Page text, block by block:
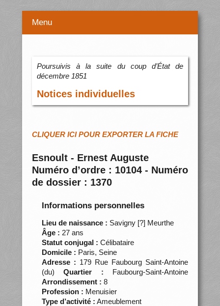
Menu
Poursuivis à la suite du coup d’État de
décembre 1851
Notices individuelles
CLIQUER ICI POUR EXPORTER LA FICHE
Esnoult - Ernest Auguste
Numéro d’ordre : 10104 - Numéro
de dossier : 1370
Informations personnelles
Lieu de naissance : Savigny [?] Meurthe
Âge : 27 ans
Statut conjugal : Célibataire
Domicile : Paris, Seine
Adresse : 179 Rue Faubourg Saint-Antoine
(du)Quartier : Faubourg-Saint-Antoine
Arrondissement : 8
Profession : Menuisier
Type d’activité : Ameublement